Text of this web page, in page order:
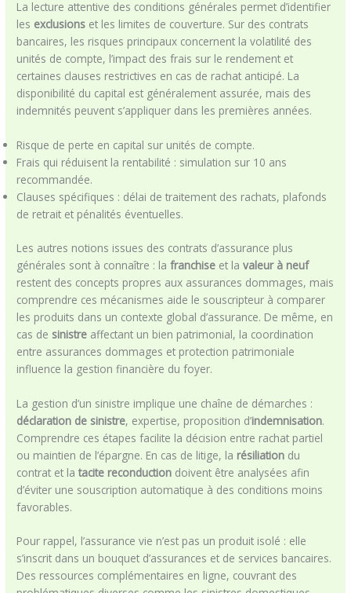
La lecture attentive des conditions générales permet d’identifier
les exclusions et les limites de couverture. Sur des contrats
bancaires, les risques principaux concernent la volatilité des
unités de compte, l’impact des frais sur le rendement et
certaines clauses restrictives en cas de rachat anticipé. La
disponibilité du capital est généralement assurée, mais des
indemnités peuvent s’appliquer dans les premières années.
Risque de perte en capital sur unités de compte.
Frais qui réduisent la rentabilité : simulation sur 10 ans
recommandée.
Clauses spécifiques : délai de traitement des rachats, plafonds
de retrait et pénalités éventuelles.
Les autres notions issues des contrats d’assurance plus
générales sont à connaître : lafranchise et lavaleur à neuf
restent des concepts propres aux assurances dommages, mais
comprendre ces mécanismes aide le souscripteur à comparer
les produits dans un contexte global d’assurance. De même, en
cas de sinistre affectant un bien patrimonial, la coordination
entre assurances dommages et protection patrimoniale
influence la gestion financière du foyer.
La gestion d’un sinistre implique une chaîne de démarches :
déclaration de sinistre, expertise, proposition d’indemnisation.
Comprendre ces étapes facilite la décision entre rachat partiel
ou maintien de l’épargne. En cas de litige, la résiliation du
contrat et latacite reconduction doivent être analysées afin
d’éviter une souscription automatique à des conditions moins
favorables.
Pour rappel, l’assurance vie n’est pas un produit isolé : elle
s’inscrit dans un bouquet d’assurances et de services bancaires.
Des ressources complémentaires en ligne, couvrant des